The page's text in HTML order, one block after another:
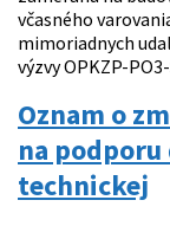
včasného
mimoriadnych
výzvy OPKZP-
Oznam o
na
technickej